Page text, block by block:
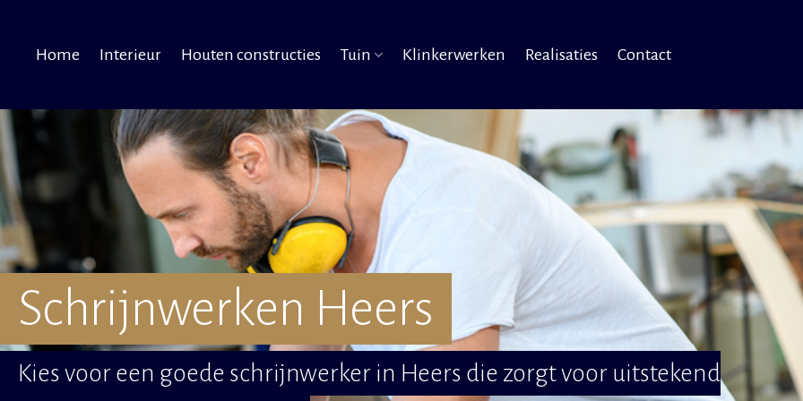
Home Interieur Houten constructies Tuin Klinkerwerken Realisaties Contact
Schrijnwerken Heers
Kies voor een goede schrijnwerker in Heers die zorgt voor uitstekend